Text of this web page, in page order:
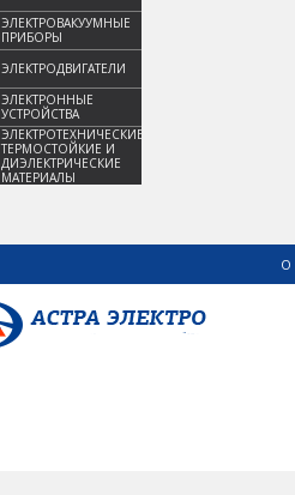
ЭЛЕКТРОВАКУУМНЫЕ
ПРИБОРЫ
ЭЛЕКТРОДВИГАТЕЛИ
ЭЛЕКТРОННЫЕ
УСТРОЙСТВА
ЭЛЕКТРОТЕХНИЧЕСКИЕ,
ТЕРМОСТОЙКИЕ И
ДИЭЛЕКТРИЧЕСКИЕ
МАТЕРИАЛЫ